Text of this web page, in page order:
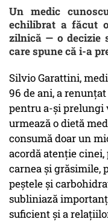
Un medic
echilibrat a făcut
zilnică — o decizie
care spune că i-a
Silvio Garattini,
96 de ani, a
pentru a-și prelungi
urmează o dietă
consumă doar un
acordă atenție cinei,
carnea și grăsimile,
peștele și
subliniază
suficient și a